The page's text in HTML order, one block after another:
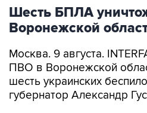
Шесть БПЛА
Воронежской
Москва. 9 августа.
ПВО в Воронежской
шесть украинских
губернатор Александр